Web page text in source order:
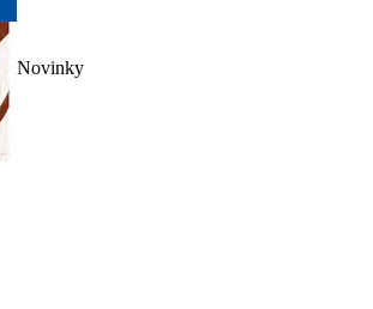
Novinky